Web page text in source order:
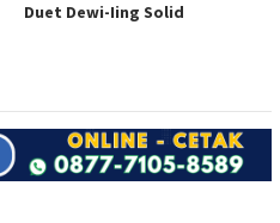
Duet Dewi-Iing Solid